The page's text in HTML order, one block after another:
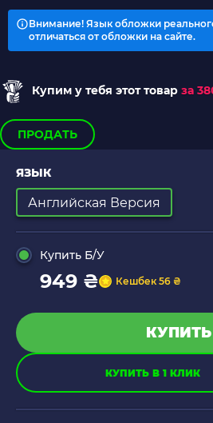
Внимание! Язык обложки
отличаться от обложки на сайте.
Купим у тебя этот товар за
ПРОДАТЬ
ЯЗЫК
Английская Версия
Купить Б/У
949 ₴ Кешбек 56 ₴
КУПИТЬ
КУПИТЬ В 1 КЛИК